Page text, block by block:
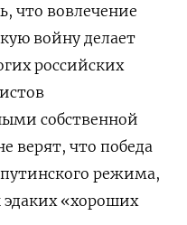
что вовлечение
войну делает
российских
собственной
верят, что победа
режима,
«хороших